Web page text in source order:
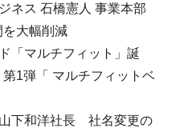
ネス 石橋憲人 事業本部
大幅削減
「マルチフィット」誕
1弾「 マルチフィットベ
下和洋社長 社名変更の